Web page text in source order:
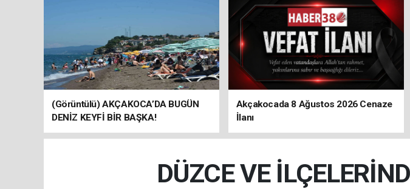
(Görüntülü) AKÇAKOCA’DA BUGÜN
DENİZ KEYFİ BİR BAŞKA!
Akçakocada 8 Ağustos 2026 Cenaze
İlanı
DÜZCE VE